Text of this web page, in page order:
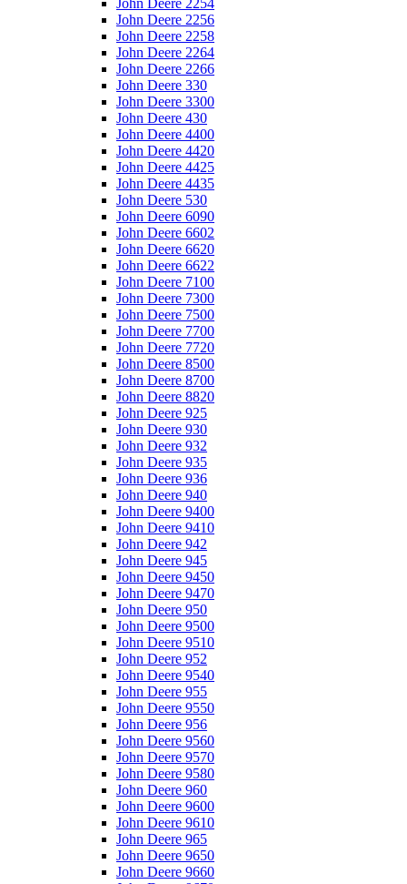
John Deere 2254
John Deere 2256
John Deere 2258
John Deere 2264
John Deere 2266
John Deere 330
John Deere 3300
John Deere 430
John Deere 4400
John Deere 4420
John Deere 4425
John Deere 4435
John Deere 530
John Deere 6090
John Deere 6602
John Deere 6620
John Deere 6622
John Deere 7100
John Deere 7300
John Deere 7500
John Deere 7700
John Deere 7720
John Deere 8500
John Deere 8700
John Deere 8820
John Deere 925
John Deere 930
John Deere 932
John Deere 935
John Deere 936
John Deere 940
John Deere 9400
John Deere 9410
John Deere 942
John Deere 945
John Deere 9450
John Deere 9470
John Deere 950
John Deere 9500
John Deere 9510
John Deere 952
John Deere 9540
John Deere 955
John Deere 9550
John Deere 956
John Deere 9560
John Deere 9570
John Deere 9580
John Deere 960
John Deere 9600
John Deere 9610
John Deere 965
John Deere 9650
John Deere 9660